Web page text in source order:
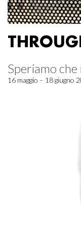
Speriamo
16 maggio – 18 giugno